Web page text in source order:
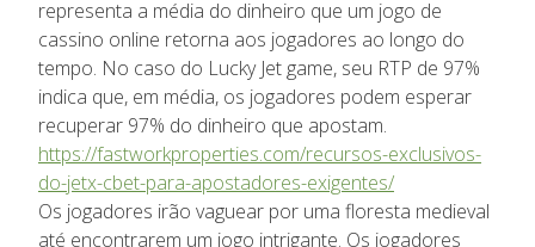
representa a média do dinheiro que um jogo de
cassino online retorna aos jogadores ao longo do
tempo. No caso do Lucky Jet game, seu RTP de 97%
indica que, em média, os jogadores podem esperar
recuperar 97% do dinheiro que apostam.
https://fastworkproperties.com/recursos-exclusivos-
do-jetx-cbet-para-apostadores-exigentes/
Os jogadores irão vaguear por uma floresta medieval
até encontrarem um jogo intrigante. Os jogadores